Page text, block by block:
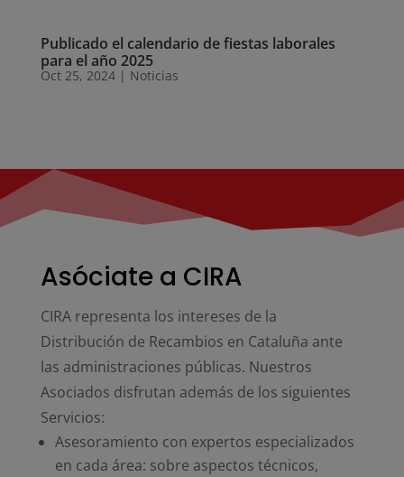
Publicado el calendario de fiestas laborales
para el año 2025
Oct 25, 2024| Noticias
Asóciate a CIRA
CIRA representa los intereses de la
Distribución de Recambios en Cataluña ante
las administraciones públicas. Nuestros
Asociados disfrutan además de los siguientes
Servicios:
Asesoramiento con expertos especializados
en cada área: sobre aspectos técnicos,